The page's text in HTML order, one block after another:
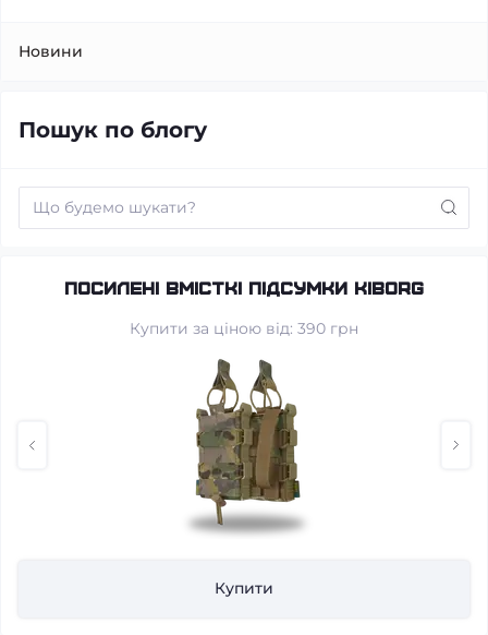
Новини
Пошук по блогу
Посилені вмісткі підсумки KIBORG
Купити за ціною від: 390 грн
Купити